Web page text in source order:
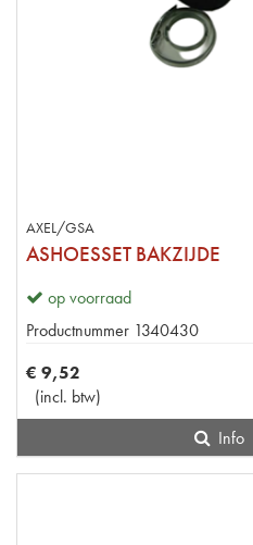
AXEL/GSA
ASHOESSET BAKZIJDE
op voorraad
Productnummer 1340430
€ 9,52
(incl. btw)
Info